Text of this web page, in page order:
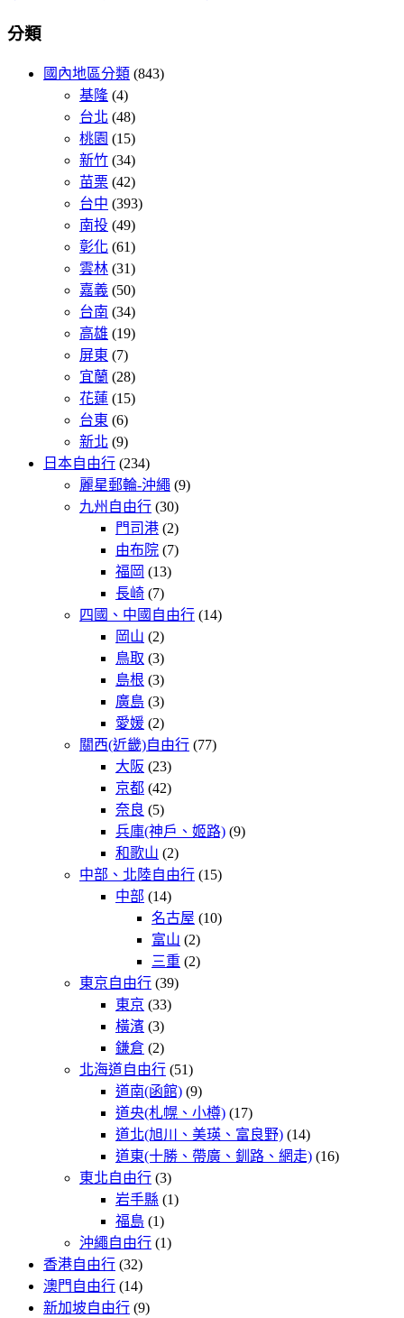
分類
國內地區分類 (843)
基隆 (4)
台北 (48)
桃園 (15)
新竹 (34)
苗栗 (42)
台中 (393)
南投 (49)
彰化 (61)
雲林 (31)
嘉義 (50)
台南 (34)
高雄 (19)
屏東 (7)
宜蘭 (28)
花蓮 (15)
台東 (6)
新北 (9)
日本自由行 (234)
麗星郵輪-沖繩 (9)
九州自由行 (30)
門司港 (2)
由布院 (7)
福岡 (13)
長崎 (7)
四國、中國自由行 (14)
岡山 (2)
鳥取 (3)
島根 (3)
廣島 (3)
愛媛 (2)
關西(近畿)自由行 (77)
大阪 (23)
京都 (42)
奈良 (5)
兵庫(神戶、姬路) (9)
和歌山 (2)
中部、北陸自由行 (15)
中部 (14)
名古屋 (10)
富山 (2)
三重 (2)
東京自由行 (39)
東京 (33)
橫濱 (3)
鎌倉 (2)
北海道自由行 (51)
道南(函館) (9)
道央(札幌、小樽) (17)
道北(旭川、美瑛、富良野) (14)
道東(十勝、帶廣、釧路、網走) (16)
東北自由行 (3)
岩手縣 (1)
福島 (1)
沖繩自由行 (1)
香港自由行 (32)
澳門自由行 (14)
新加坡自由行 (9)